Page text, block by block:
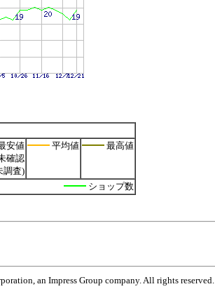
安値
確認
調査)
平均値 最高値
ショップ数
an Impress Group company. All rights reserved.